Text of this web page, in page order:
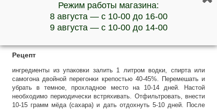
Рецепт
ингредиенты из упаковки залить 1 литром водки, спирта или
самогона двойной перегонки крепостью 40-45%. Перемешать и
убрать в темное, прохладное место на 10-14 дней. Настой
необходимо периодически встряхивать. Отфильтровать, внести
10-15 грамм мёда (сахара) и дать отдохнуть 5-10 дней. После
Режим работы магазина:
8 августа — с 10-00 до 16-00
9 августа — с 10-00 до 14-00